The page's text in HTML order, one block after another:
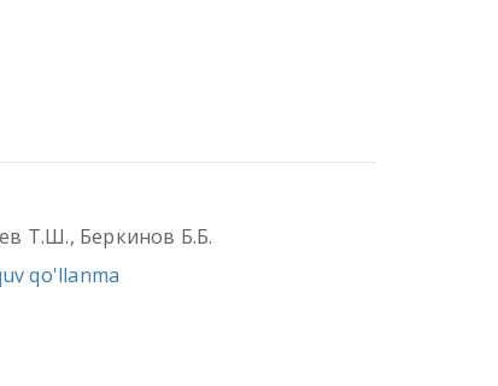
Т.Ш., Беркинов Б.Б.
qo'llanma